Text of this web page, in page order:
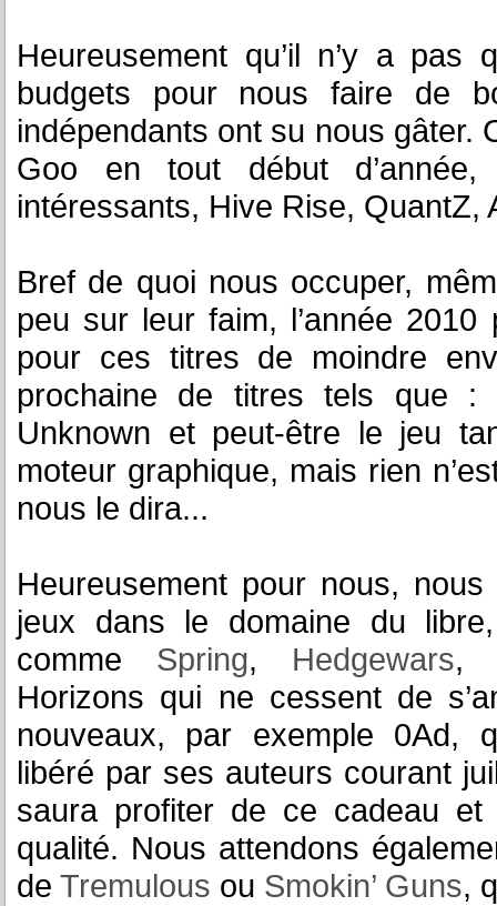
Heureusement qu’il n’y a
budgets pour nous faire de
indépendants ont su nous gâter.
Goo en tout début
intéressants, Hive Rise, QuantZ,
Bref de quoi nous occuper,
peu sur leur faim, l’année
pour ces titres de moindre
prochaine de titres tels que :
Unknown et peut-être le jeu
moteur graphique, mais rien
nous le dira...
Heureusement pour nous,
jeux dans le domaine du
comme Spring, Hedgewars,
Horizons qui ne cessent de
nouveaux, par exemple 0Ad,
libéré par ses auteurs courant
saura profiter de ce cadeau et
qualité. Nous attendons
de Tremulous ou Smokin’ Guns,